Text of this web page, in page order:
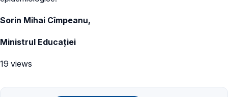
Sorin Mihai Cîmpeanu,
Ministrul Educației
19 views